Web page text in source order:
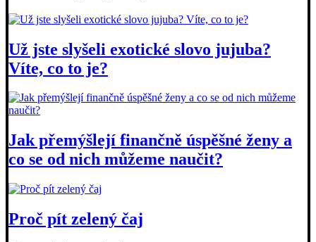
Už jste slyšeli exotické slovo jujuba?
Víte, co to je?
Jak přemýšlejí finančně úspěšné ženy a
co se od nich můžeme naučit?
Proč pít zelený čaj